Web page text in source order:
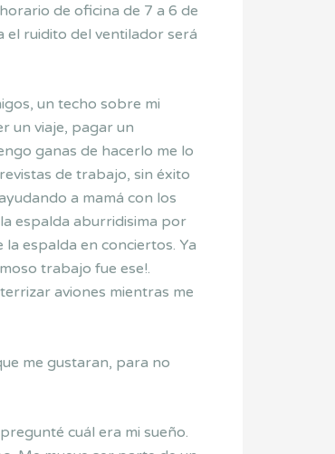
de oficina de 7 a 6 de
el ruidito del ventilador será
un techo sobre mi
un viaje, pagar un
ganas de hacerlo me lo
de trabajo, sin éxito
a mamá con los
espalda aburridisima por
espalda en conciertos. Ya
trabajo fue ese!.
aviones mientras me
me gustaran, para no
cuál era mi sueño.